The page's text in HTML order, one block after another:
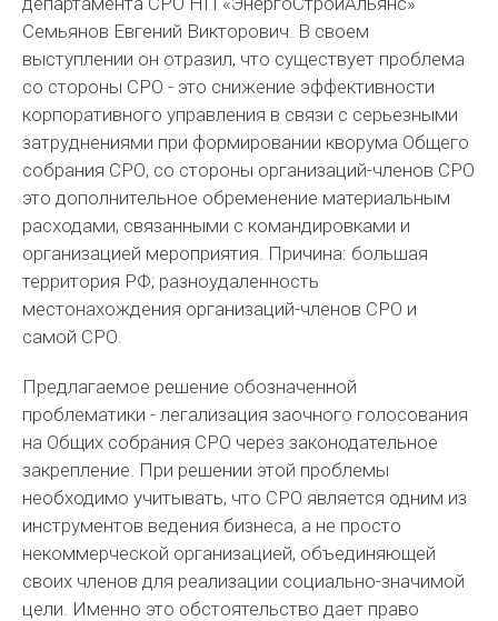
Семьянов Евгений Викторович. В своем
выступлении он отразил, что существует проблема
со стороны СРО - это снижение эффективности
корпоративного управления в связи с серьезными
затруднениями при формировании кворума Общего
собрания СРО, со стороны организаций-членов СРО
это дополнительное обременение материальным
расходами, связанными с командировками и
организацией мероприятия. Причина: большая
территория РФ; разноудаленность
местонахождения организаций-членов СРО и
самой СРО.
Предлагаемое решение обозначенной
проблематики - легализация заочного голосования
на Общих собрания СРО через законодательное
закрепление. При решении этой проблемы
необходимо учитывать, что СРО является одним из
инструментов ведения бизнеса, а не просто
некоммерческой организацией, объединяющей
своих членов для реализации социально-значимой
цели. Именно это обстоятельство дает право